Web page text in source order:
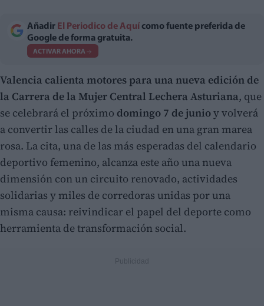
Añadir El Periodico de Aquí como fuente preferida de
Google de forma gratuita.
ACTIVAR AHORA
Valencia calienta motores para una nueva edición de
la Carrera de la Mujer Central Lechera Asturiana, que
se celebrará el próximo domingo 7 de junioy volverá
a convertir las calles de la ciudad en una gran marea
rosa. La cita, una de las más esperadas del calendario
deportivo femenino, alcanza este año una nueva
dimensión con un circuito renovado, actividades
solidarias y miles de corredoras unidas por una
misma causa: reivindicar el papel del deporte como
herramienta de transformación social.